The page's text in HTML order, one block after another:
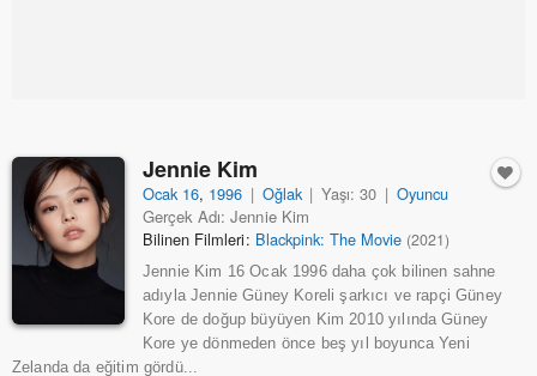
Jennie Kim
Ocak 16, 1996 | Oğlak | Yaşı: 30 | Oyuncu
Gerçek Adı: Jennie Kim
Bilinen Filmleri: Blackpink: The Movie (2021)
Jennie Kim 16 Ocak 1996 daha çok bilinen sahne
adıyla Jennie Güney Koreli şarkıcı ve rapçi Güney
Kore de doğup büyüyen Kim 2010 yılında Güney
Kore ye dönmeden önce beş yıl boyunca Yeni
Zelanda da eğitim gördü...